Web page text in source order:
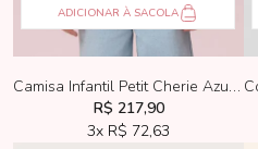
ADICIONAR À SACOLA
Camisa Infantil Petit Cherie Azul Com Maxi Laço
R$ 217,90
3x R$ 72,63